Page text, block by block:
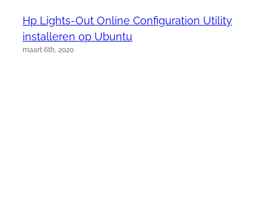
Hp Lights-Out Online Configuration Utility
installeren op Ubuntu
maart 6th, 2020